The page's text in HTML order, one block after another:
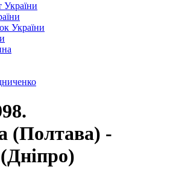
України
України
(Полтава) -